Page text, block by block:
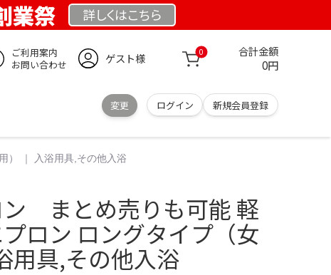
業祭 詳しくはこちら
ご利用案内
お問い合わせ
ゲスト様 0 合計金額
0円
変更 ログイン 新規会員登録
） ｜ 入浴用具,その他入浴
まとめ売りも可能 軽
ロン ロングタイプ（女
用具,その他入浴